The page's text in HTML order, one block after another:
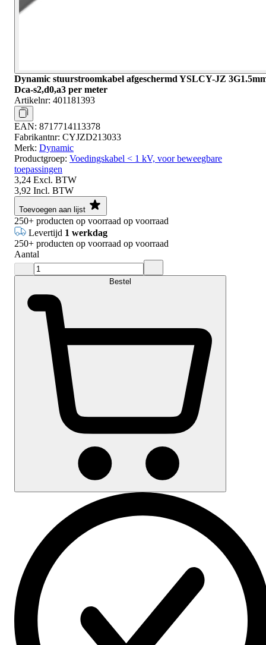
Dynamic stuurstroomkabel afgeschermd YSLCY-JZ
Dca-s2,d0,a3 per meter
Artikelnr: 401181393
EAN: 8717714113378
Fabrikantnr: CYJZD213033
Merk: Dynamic
Productgroep: Voedingskabel < 1 kV, voor beweegbare
toepassingen
3,24 Excl. BTW
3,92 Incl. BTW
Toevoegen aan lijst
250+ producten op voorraad op voorraad
Levertijd 1 werkdag
250+ producten op voorraad op voorraad
Aantal
Bestel